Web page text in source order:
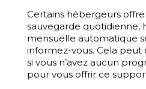
Certains hébergeurs
sauvegarde quotidienne,
mensuelle automatique
informez-vous. Cela peut
si vous n’avez aucun
pour vous offrir ce